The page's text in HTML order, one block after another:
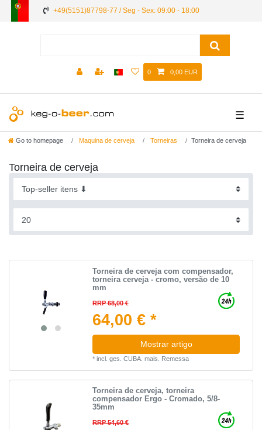
+49(5151)87798-77 / Seg - Sex: 09:00 - 18:00
0 0,00 EUR
☰
Go to homepage Maquina de cerveja Torneiras Torneira de cerveja
Torneira de cerveja
Torneira de cerveja com compensador,
torneira cerveja - cromo, versão de 10
mm
RRP 68,00 €
64,00 € *
Mostrar artigo
*incl. ges. CUBA. mais. Remessa
Torneira de cerveja, torneira
compensador Ergo - Cromado, 5/8-
35mm
RRP 54,60 €